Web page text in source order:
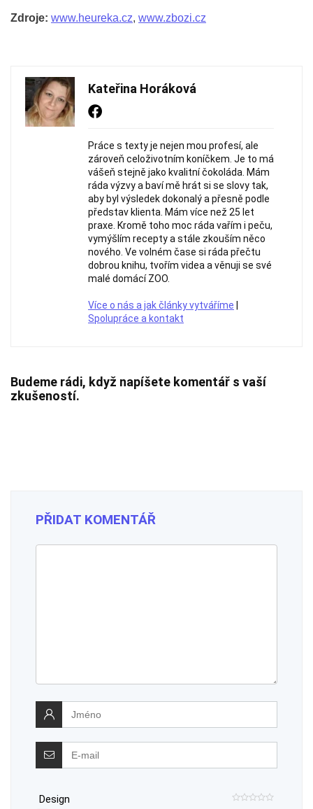
Zdroje: www.heureka.cz, www.zbozi.cz
Kateřina Horáková
Práce s texty je nejen mou profesí, ale
zároveň celoživotním koníčkem. Je to má
vášeň stejně jako kvalitní čokoláda. Mám
ráda výzvy a baví mě hrát si se slovy tak,
aby byl výsledek dokonalý a přesně podle
představ klienta. Mám více než 25 let
praxe. Kromě toho moc ráda vařím i peču,
vymýšlím recepty a stále zkouším něco
nového. Ve volném čase si ráda přečtu
dobrou knihu, tvořím videa a věnuji se své
malé domácí ZOO.
Více o nás a jak články vytváříme
Spolupráce a kontakt
Budeme rádi, když napíšete komentář s vaší
zkušeností.
PŘIDAT KOMENTÁŘ
Design